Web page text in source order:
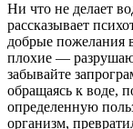
Ни что не делает
рассказывает
добрые пожелания
плохие —
забывайте
обращаясь к воде,
определенную
организм,